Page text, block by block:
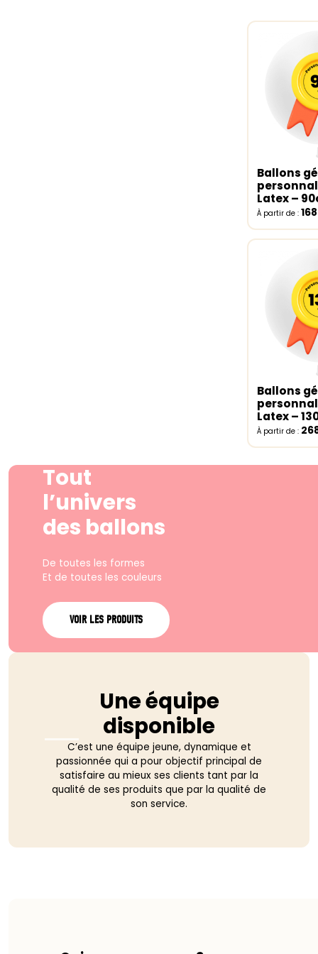
Select
Ballons
Latex –
À partir de :
Select
Ballons
Latex –
À partir de :
Tout
l’univers
des ballons
De toutes les formes
Et de toutes les couleurs
VOIR LES PRODUITS
Une équipe
disponible
C’est une équipe jeune, dynamique et
passionnée qui a pour objectif principal de
satisfaire au mieux ses clients tant par la
qualité de ses produits que par la qualité de
son service.